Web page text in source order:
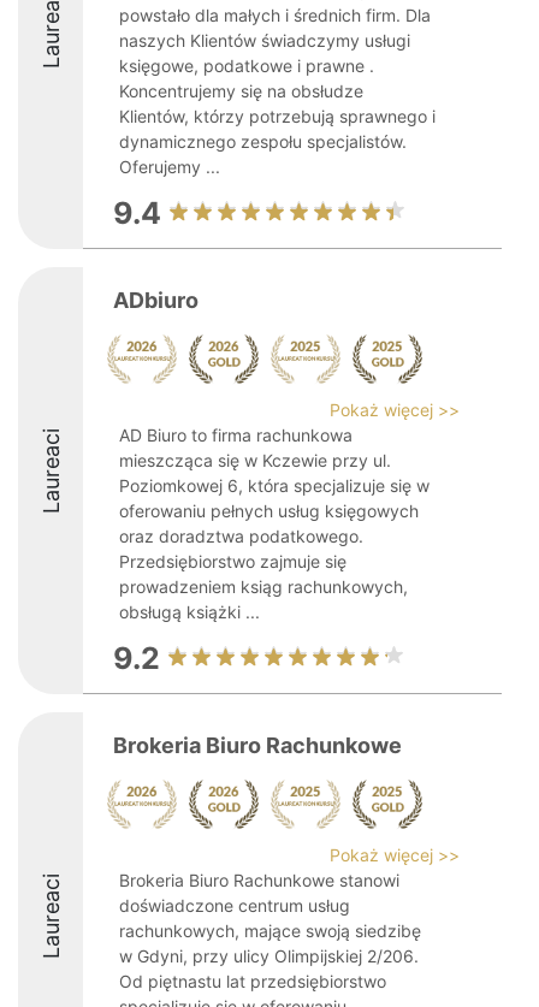
Laureaci
powstało dla małych i średnich firm. Dla
naszych Klientów świadczymy usługi
księgowe, podatkowe i prawne .
Koncentrujemy się na obsłudze
Klientów, którzy potrzebują sprawnego i
dynamicznego zespołu specjalistów.
Oferujemy ...
9.4
Laureaci
ADbiuro
Pokaż więcej >>
AD Biuro to firma rachunkowa
mieszcząca się w Kczewie przy ul.
Poziomkowej 6, która specjalizuje się w
oferowaniu pełnych usług księgowych
oraz doradztwa podatkowego.
Przedsiębiorstwo zajmuje się
prowadzeniem ksiąg rachunkowych,
obsługą książki ...
9.2
Laureaci
Brokeria Biuro Rachunkowe
Pokaż więcej >>
Brokeria Biuro Rachunkowe stanowi
doświadczone centrum usług
rachunkowych, mające swoją siedzibę
w Gdyni, przy ulicy Olimpijskiej 2/206.
Od piętnastu lat przedsiębiorstwo